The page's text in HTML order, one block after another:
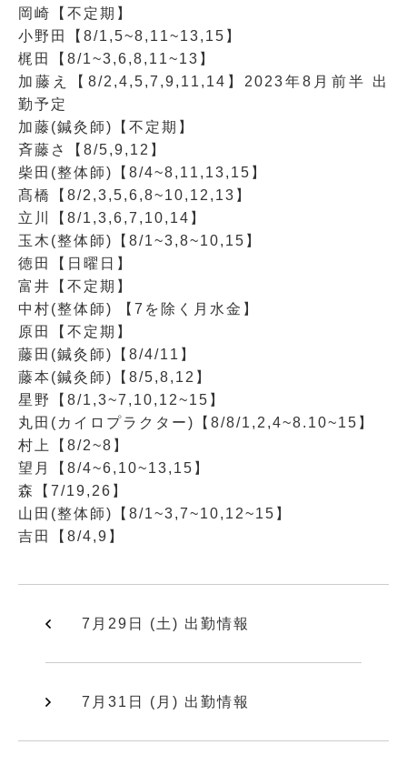
岡崎【不定期】
小野田【8/1,5~8,11~13,15】
梶田【8/1~3,6,8,11~13】
加藤え【8/2,4,5,7,9,11,14】2023年8月前半 出
勤予定
加藤(鍼灸師)【不定期】
斉藤さ【8/5,9,12】
柴田(整体師)【8/4~8,11,13,15】
髙橋【8/2,3,5,6,8~10,12,13】
立川【8/1,3,6,7,10,14】
玉木(整体師)【8/1~3,8~10,15】
徳田【日曜日】
富井【不定期】
中村(整体師) 【7を除く月水金】
原田【不定期】
藤田(鍼灸師)【8/4/11】
藤本(鍼灸師)【8/5,8,12】
星野【8/1,3~7,10,12~15】
丸田(カイロプラクター)【8/8/1,2,4~8.10~15】
村上【8/2~8】
望月【8/4~6,10~13,15】
森【7/19,26】
山田(整体師)【8/1~3,7~10,12~15】
吉田【8/4,9】
7月29日 (土) 出勤情報
7月31日 (月) 出勤情報